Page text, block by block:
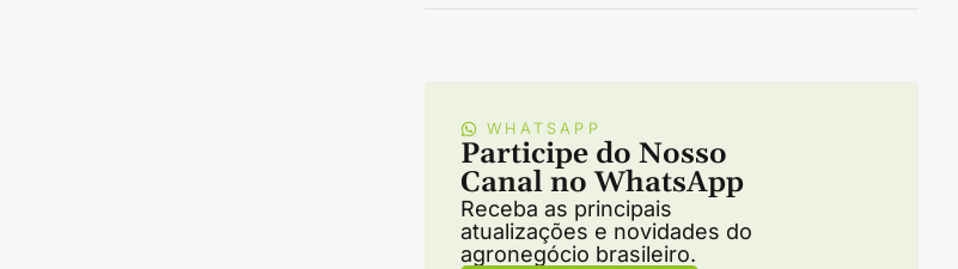
WHATSAPP
Participe do Nosso
Canal no WhatsApp
Receba as principais
atualizações e novidades do
agronegócio brasileiro.